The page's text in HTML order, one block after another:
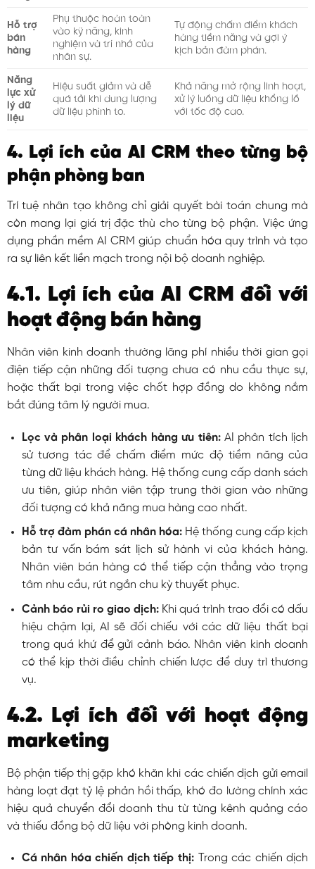
Hỗ trợ
bán
hàng
Phụ thuộc hoàn toàn
vào kỹ năng, kinh
nghiệm và trí nhớ của
nhân sự.
Tự động chấm điểm khách
hàng tiềm năng và gợi ý
kịch bản đàm phán.
Năng
lực xử
lý dữ
liệu
Hiệu suất giảm và dễ
quá tải khi dung lượng
dữ liệu phình to.
Khả năng mở rộng linh hoạt,
xử lý luồng dữ liệu khổng lồ
với tốc độ cao.
4. Lợi ích của AI CRM theo từng bộ
phận phòng ban
Trí tuệ nhân tạo không chỉ giải quyết bài toán chung mà
còn mang lại giá trị đặc thù cho từng bộ phận. Việc ứng
dụng phần mềm AI CRM giúp chuẩn hóa quy trình và tạo
ra sự liên kết liền mạch trong nội bộ doanh nghiệp.
4.1. Lợi ích của AI CRM đối với
hoạt động bán hàng
Nhân viên kinh doanh thường lãng phí nhiều thời gian gọi
điện tiếp cận những đối tượng chưa có nhu cầu thực sự,
hoặc thất bại trong việc chốt hợp đồng do không nắm
bắt đúng tâm lý người mua.
Lọc và phân loại khách hàng ưu tiên:AI phân tích lịch
sử tương tác để chấm điểm mức độ tiềm năng của
từng dữ liệu khách hàng. Hệ thống cung cấp danh sách
ưu tiên, giúp nhân viên tập trung thời gian vào những
đối tượng có khả năng mua hàng cao nhất.
Hỗ trợ đàm phán cá nhân hóa:Hệ thống cung cấp kịch
bản tư vấn bám sát lịch sử hành vi của khách hàng.
Nhân viên bán hàng có thể tiếp cận thẳng vào trọng
tâm nhu cầu, rút ngắn chu kỳ thuyết phục.
Cảnh báo rủi ro giao dịch:Khi quá trình trao đổi có dấu
hiệu chậm lại, AI sẽ đối chiếu với các dữ liệu thất bại
trong quá khứ để gửi cảnh báo. Nhân viên kinh doanh
có thể kịp thời điều chỉnh chiến lược để duy trì thương
vụ.
4.2. Lợi ích đối với hoạt động
marketing
Bộ phận tiếp thị gặp khó khăn khi các chiến dịch gửi email
hàng loạt đạt tỷ lệ phản hồi thấp, khó đo lường chính xác
hiệu quả chuyển đổi doanh thu từ từng kênh quảng cáo
và thiếu đồng bộ dữ liệu với phòng kinh doanh.
Cá nhân hóa chiến dịch tiếp thị:Trong các chiến dịch